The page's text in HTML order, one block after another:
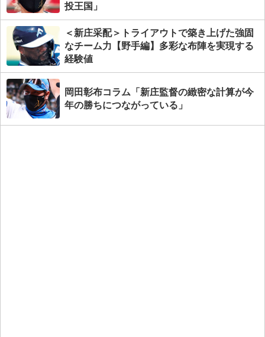
投王国」
＜新庄采配＞トライアウトで築き上げた強固
なチーム力【野手編】多彩な布陣を実現する
経験値
岡田彰布コラム「新庄監督の緻密な計算が今
年の勝ちにつながっている」